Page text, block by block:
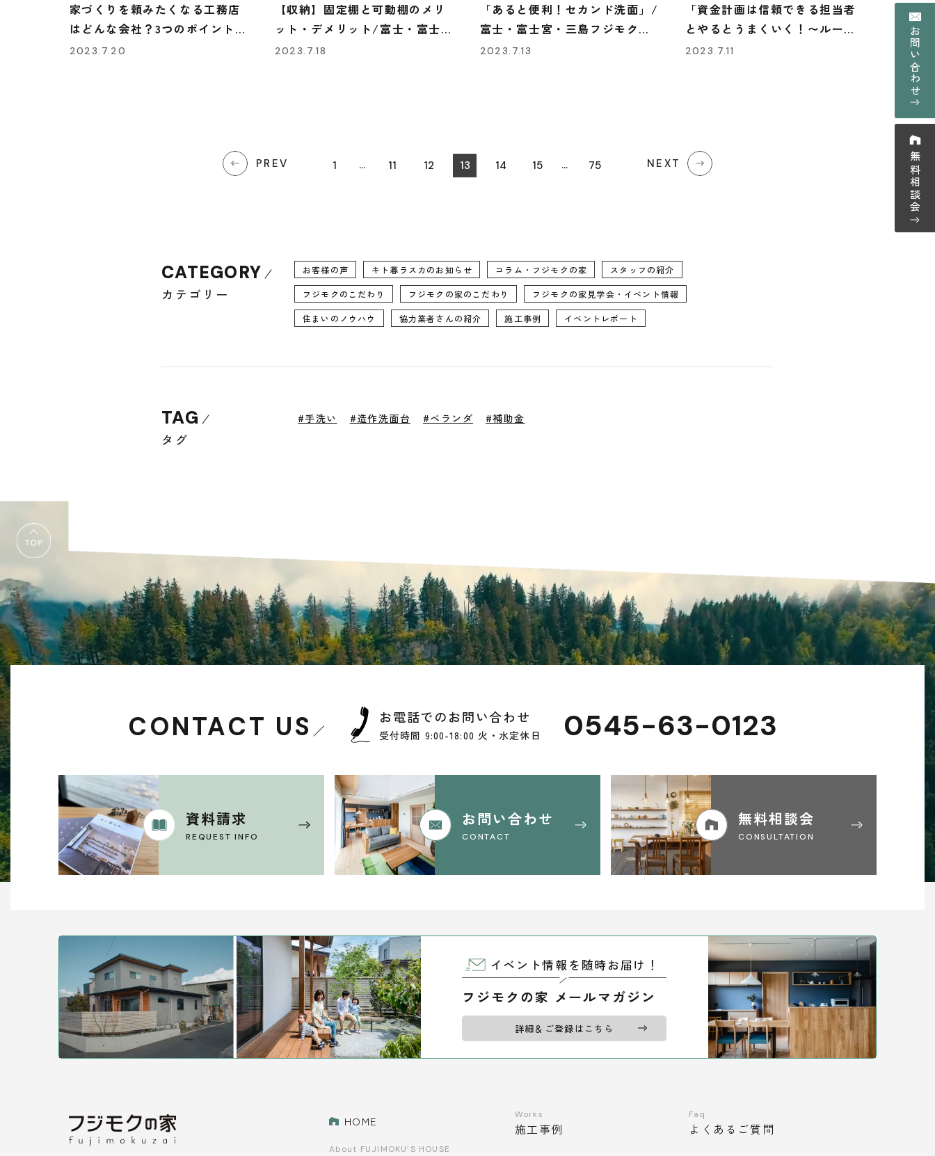
無料相談会
CONSULTATION
品質管理
アフターサポート
スタッフ紹介
イベント情報
モデルハウス紹介
メルマガ登録
家づくりを頼みたくなる工務店
はどんな会社？3つのポイントを
解説します。
2023.7.20
【収納】固定棚と可動棚のメリ
ット・デメリット/富士・富士
宮・三島フジモクの家
2023.7.18
「あると便利！セカンド洗面」/
富士・富士宮・三島フジモクの
家
2023.7.13
「資金計画は信頼できる担当者
とやるとうまくいく！〜ルール
がない資金計画を確実なものに
2023.7.11
1
PREV 11 12 13 14 15 NEXT
75
CATEGORY
カテゴリー
お客様の声 キト暮ラスカのお知らせ コラム・フジモクの家 スタッフの紹介
フジモクのこだわり フジモクの家のこだわり フジモクの家見学会・イベント情報
住まいのノウハウ 協力業者さんの紹介 施工事例 イベントレポート
TAG
タグ
#手洗い #造作洗面台 #ベランダ #補助金
CONTACT US お電話でのお問い合わせ
受付時間 9:00-18:00 火・水定休日 0545-63-0123
資料請求
REQUEST INFO
お問い合わせ
CONTACT
無料相談会
CONSULTATION
イベント情報を随時お届け！
フジモクの家 メールマガジン
詳細＆ご登録はこちら
HOME
About FUJIMOKU’S HOUSE
Works
施工事例
Faq
よくあるご質問
お問い合わせ
無料相談会